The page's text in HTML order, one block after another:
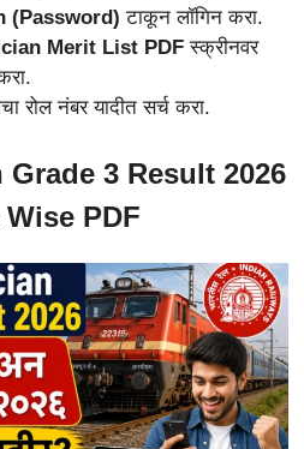
(Password) टाकून लॉगिन करा.
Merit List PDF स्क्रीनवर
रोल नंबर यादीत सर्च करा.
3 Result 2026
PDF